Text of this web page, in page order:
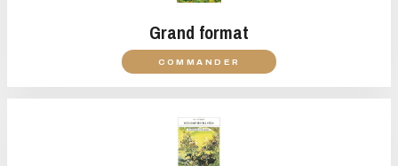
Grand format
COMMANDER